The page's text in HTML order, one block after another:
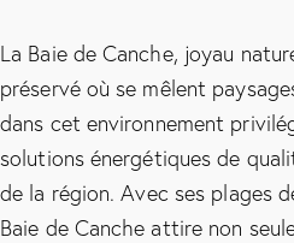
La Baie de Canche, joyau
préservé où se mêlent
dans cet environnement
solutions énergétiques de
de la région. Avec ses plages
Baie de Canche attire non